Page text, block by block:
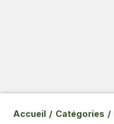
Accueil / Catégories /